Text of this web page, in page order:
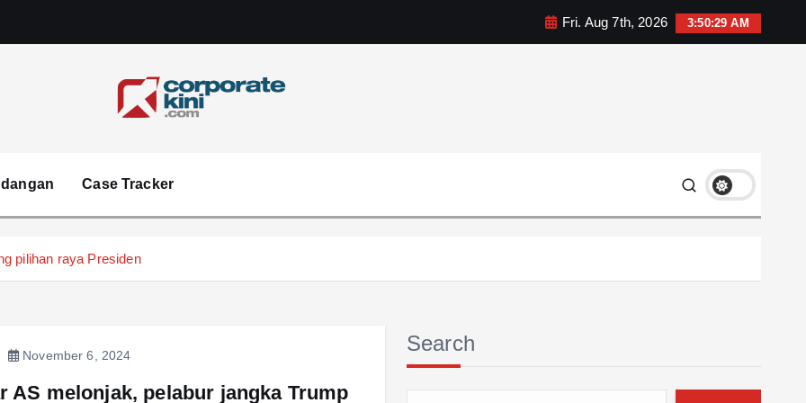
Fri. Aug 7th, 2026 3:50:30 AM
Case Tracker
pilihan raya Presiden
November 6, 2024
AS melonjak, pelabur jangka Trump
Search